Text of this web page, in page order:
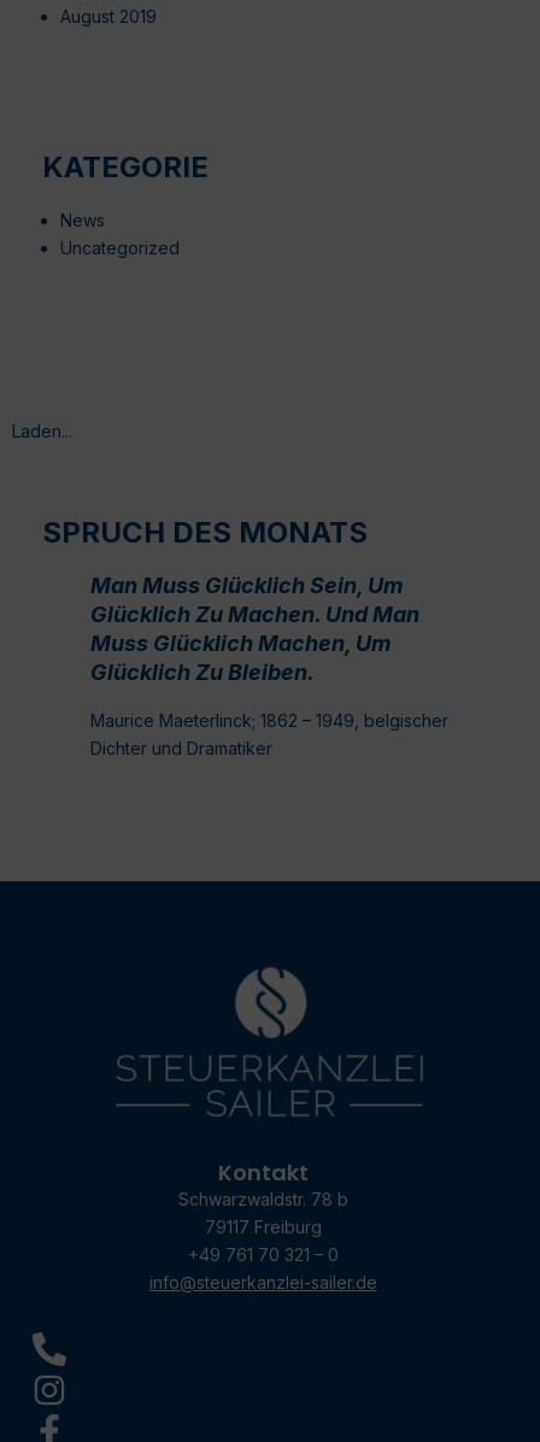
August 2019
KATEGORIE
News
Uncategorized
Laden...
SPRUCH DES MONATS
Man Muss Glücklich Sein, Um
Glücklich Zu Machen. Und Man
Muss Glücklich Machen, Um
Glücklich Zu Bleiben.
Maurice Maeterlinck; 1862 – 1949, belgischer
Dichter und Dramatiker
Kontakt
Schwarzwaldstr. 78 b
79117 Freiburg
+49 761 70 321 – 0
info@steuerkanzlei-sailer.de